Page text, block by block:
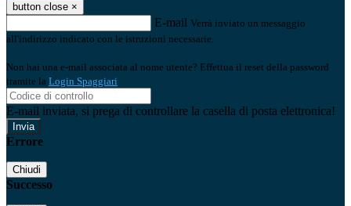
button close ×
E-mail Verrà inviato un messaggio
all'indirizzo indicato con le istruzioni necessarie.
Non hai una e-mail associata al nome utente? Effettua il reset della password
tramite la Login Spaggiari
E-mail inviata, si prega di controllare la casella di posta elettronica!
Errore
Chiudi
Successo